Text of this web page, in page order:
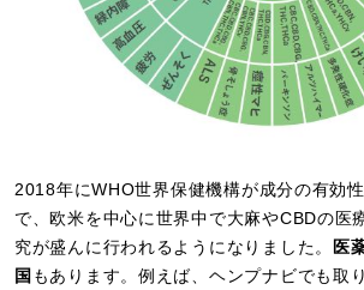
2018年にWHO世界保健機構が成分の有効
で、欧米を中心に世界中で大麻やCBDの医
究が盛んに行われるようになりました。
医
国 もあります。例えば、ヘンプナビでも取